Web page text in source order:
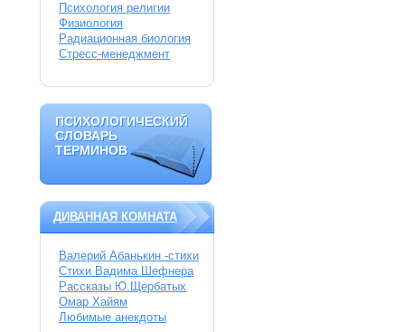
Психология религии
Физиология
Радиационная биология
Стресс-менеджмент
ПСИХОЛОГИЧЕСКИЙ
СЛОВАРЬ
ТЕРМИНОВ
ПСИХОЛОГИЧЕСКИЙ
СЛОВАРЬ
ТЕРМИНОВ
ДИВАННАЯ КОМНАТА
Валерий Абанькин -стихи
Стихи Вадима Шефнера
Рассказы Ю.Щербатых
Омар Хайям
Любимые анекдоты